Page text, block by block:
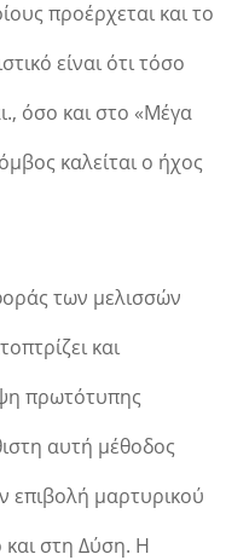
προέρχεται και το
είναι ότι τόσο
όσο και στο «Μέγα
καλείται ο ήχος
των μελισσών
και
πρωτότυπης
αυτή μέθοδος
επιβολή μαρτυρικού
στη Δύση. Η